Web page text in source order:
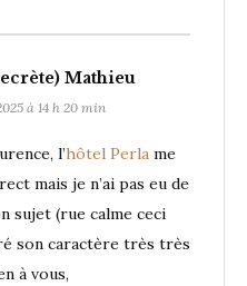
Mathieu
à 14 h 20 min
l’hôtel Perla me
mais je n’ai pas eu de
sujet (rue calme ceci
son caractère très très
à vous,